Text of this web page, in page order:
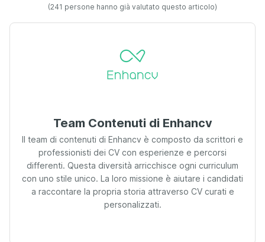
(241 persone hanno già valutato questo articolo)
Team Contenuti di Enhancv
Il team di contenuti di Enhancv è composto da scrittori e
professionisti dei CV con esperienze e percorsi
differenti. Questa diversità arricchisce ogni curriculum
con uno stile unico. La loro missione è aiutare i candidati
a raccontare la propria storia attraverso CV curati e
personalizzati.